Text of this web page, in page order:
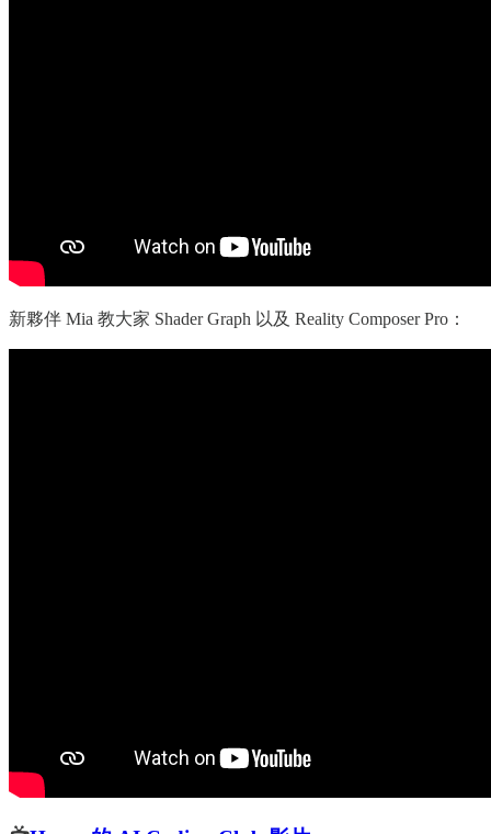
新夥伴 Mia 教大家 Shader Graph 以及 Reality Composer Pro：